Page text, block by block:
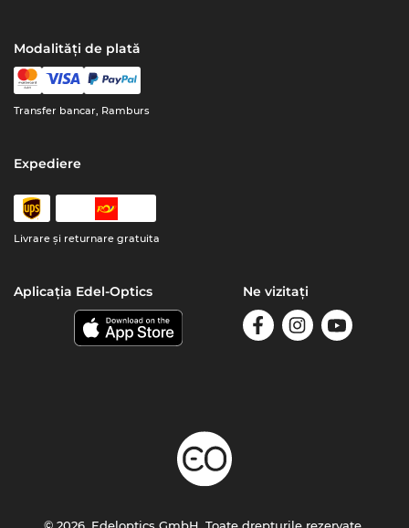
Modalități de plată
Transfer bancar, Ramburs
Expediere
Livrare şi returnare gratuita
Aplicația Edel-Optics Ne vizitați